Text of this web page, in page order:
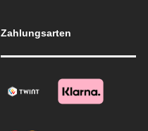
Zahlungsarten